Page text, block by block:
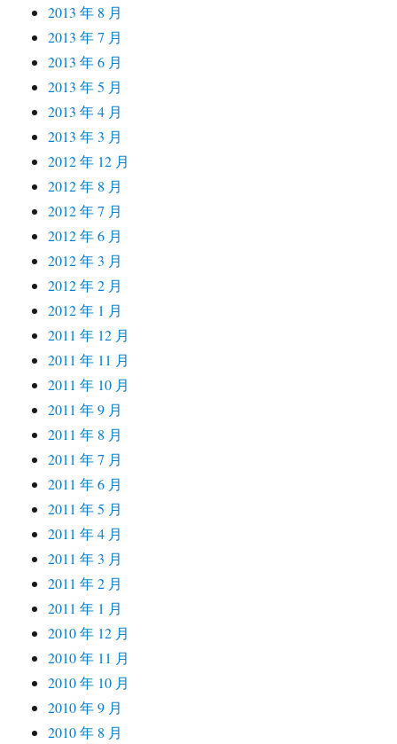
2013 年 8 月
2013 年 7 月
2013 年 6 月
2013 年 5 月
2013 年 4 月
2013 年 3 月
2012 年 12 月
2012 年 8 月
2012 年 7 月
2012 年 6 月
2012 年 3 月
2012 年 2 月
2012 年 1 月
2011 年 12 月
2011 年 11 月
2011 年 10 月
2011 年 9 月
2011 年 8 月
2011 年 7 月
2011 年 6 月
2011 年 5 月
2011 年 4 月
2011 年 3 月
2011 年 2 月
2011 年 1 月
2010 年 12 月
2010 年 11 月
2010 年 10 月
2010 年 9 月
2010 年 8 月